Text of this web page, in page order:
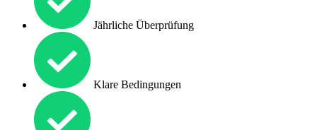
Jährliche Überprüfung
Klare Bedingungen